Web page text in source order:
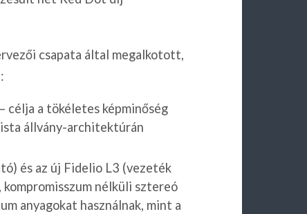
csapata által megalkotott,
célja a tökéletes képminőség
állvány-architektúrán
és az új Fidelio L3 (vezeték
nélküli sztereó
anyagokat használnak, mint a